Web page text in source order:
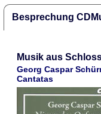
Besprechung
Musik aus
Georg Caspar
Cantatas